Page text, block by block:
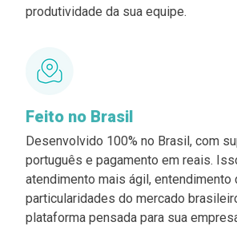
produtividade da sua equipe.
Feito no Brasil
Desenvolvido 100% no Brasil, com
português e pagamento em reais.
atendimento mais ágil, entendimento
particularidades do mercado
plataforma pensada para sua